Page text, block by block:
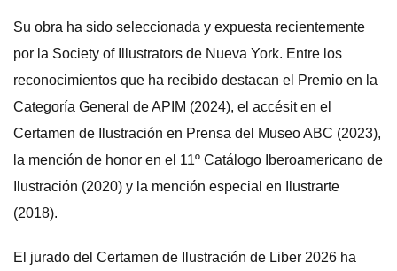
Su obra ha sido seleccionada y expuesta recientemente
por la Society of Illustrators de Nueva York. Entre los
reconocimientos que ha recibido destacan el Premio en la
Categoría General de APIM (2024), el accésit en el
Certamen de Ilustración en Prensa del Museo ABC (2023),
la mención de honor en el 11º Catálogo Iberoamericano de
Ilustración (2020) y la mención especial en Ilustrarte
(2018).
El jurado del Certamen de Ilustración de Liber 2026 ha